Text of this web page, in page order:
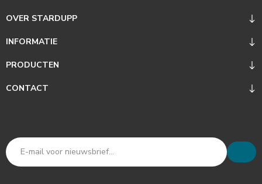
OVER STARDUPP
INFORMATIE
PRODUCTEN
CONTACT